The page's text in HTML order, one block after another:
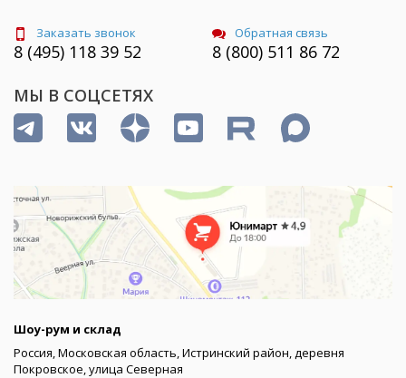
Заказать звонок
8 (495) 118 39 52
Обратная связь
8 (800) 511 86 72
МЫ В СОЦСЕТЯХ
Шоу-рум и склад
Россия, Московская область, Истринский район, деревня
Покровское, улица Северная